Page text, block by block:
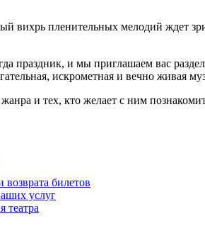
вихрь пленительных мелодий ждет
праздник, и мы приглашаем вас
искрометная и вечно живая
и тех, кто желает с ним
билетов
услуг
театра